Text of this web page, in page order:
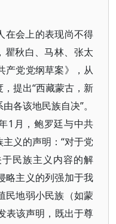
在会上的表现尚不得
瞿秋白、马林、张太
产党党纲草案》，从
提出“西藏蒙古，新
各该地民族自决”。
1月，鲍罗廷与中共
义的声明：“对于党
民族主义内容的解
略主义的列强加于我
民地弱小民族（如蒙
表该声明，既出于尊